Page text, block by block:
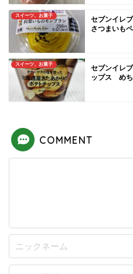
スイーツ、お菓子
セブンイレ
さつまいも
スイーツ、お菓子
セブンイレ
ップス めち
COMMENT